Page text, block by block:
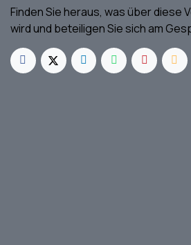
Finden Sie heraus, was über diese
wird und beteiligen Sie sich am